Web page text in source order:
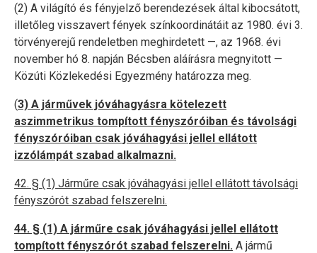
(2) A világító és fényjelző berendezések által kibocsátott,
illetőleg visszavert fények színkoordinátáit az 1980. évi 3.
törvényerejű rendeletben meghirdetett —, az 1968. évi
november hó 8. napján Bécsben aláírásra megnyitott —
Közúti Közlekedési Egyezmény határozza meg.
(3) A járművek jóváhagyásra kötelezett
aszimmetrikus tompított fényszóróiban és távolsági
fényszóróiban csak jóváhagyási jellel ellátott
izzólámpát szabad alkalmazni.
42. § (1) Járműre csak jóváhagyási jellel ellátott távolsági
fényszórót szabad felszerelni.
44. § (1) A járműre csak jóváhagyási jellel ellátott
tompított fényszórót szabad felszerelni. A jármű